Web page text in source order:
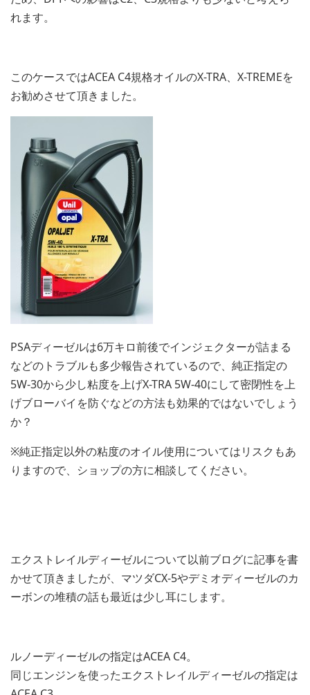
れます。
このケースではACEA C4規格オイルのX-TRA、X-TREMEを
お勧めさせて頂きました。
PSAディーゼルは6万キロ前後でインジェクターが詰まる
などのトラブルも多少報告されているので、純正指定の
5W-30から少し粘度を上げX-TRA 5W-40にして密閉性を上
げブローバイを防ぐなどの方法も効果的ではないでしょう
か？
※純正指定以外の粘度のオイル使用についてはリスクもあ
りますので、ショップの方に相談してください。
エクストレイルディーゼルについて以前ブログに記事を書
かせて頂きましたが、マツダCX-5やデミオディーゼルのカ
ーボンの堆積の話も最近は少し耳にします。
ルノーディーゼルの指定はACEA C4。
同じエンジンを使ったエクストレイルディーゼルの指定は